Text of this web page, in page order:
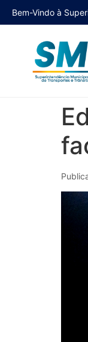
Bem-Vindo à